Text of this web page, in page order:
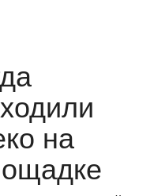
на